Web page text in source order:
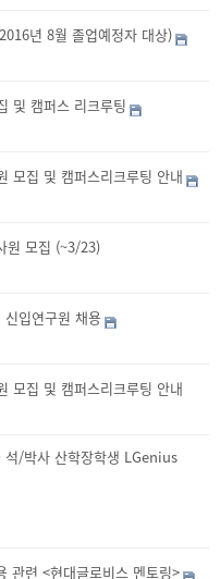
년 8월 졸업예정자 대상)
및 캠퍼스 리크루팅
모집 및 캠퍼스리크루팅 안내
원 모집 (~3/23)
입연구원 채용
모집 및 캠퍼스리크루팅 안내
석/박사 산학장학생 LGenius
관련 <현대글로비스 멘토링>